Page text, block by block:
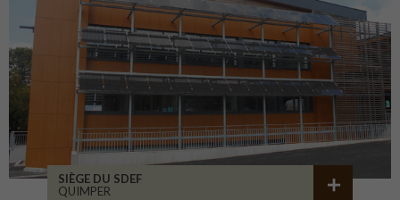
SIÈGE DU SDEF
QUIMPER